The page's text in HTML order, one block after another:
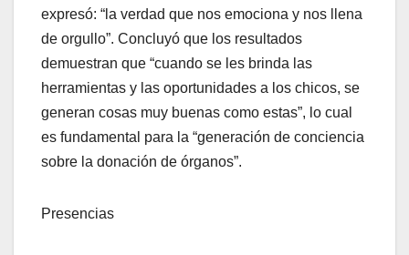
expresó: “la verdad que nos emociona y nos llena
de orgullo”. Concluyó que los resultados
demuestran que “cuando se les brinda las
herramientas y las oportunidades a los chicos, se
generan cosas muy buenas como estas”, lo cual
es fundamental para la “generación de conciencia
sobre la donación de órganos”.
Presencias